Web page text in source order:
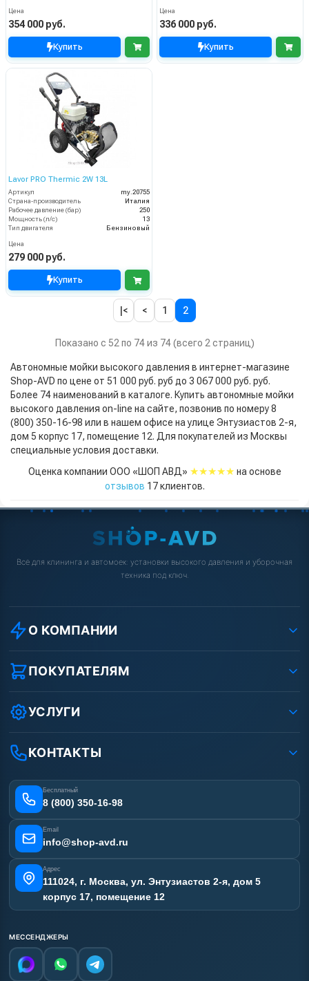
Цена
354 000 руб.
Купить
Цена
336 000 руб.
Купить
Lavor PRO Thermic 2W 13L
Артикул
my.20755
Страна-производитель
Италия
Рабочее давление (бар)
250
Мощность (л/с)
13
Тип двигателя
Бензиновый
Цена
279 000 руб.
Купить
|< < 1 2
Показано с 52 по 74 из 74 (всего 2 страниц)
Автономные мойки высокого давления в интернет-магазине
Shop-AVD по цене от 51 000 руб. руб до 3 067 000 руб. руб.
Более 74 наименований в каталоге. Купить автономные мойки
высокого давления on-line на сайте, позвонив по номеру 8
(800) 350-16-98 или в нашем офисе на улице Энтузиастов 2-я,
дом 5 корпус 17, помещение 12. Для покупателей из Москвы
специальные условия доставки.
Оценка компании ООО «ШОП АВД» ★★★★★ на основе
отзывов 17клиентов.
Всё для клининга и автомоек: установки высокого давления и уборочная
техника под ключ.
О КОМПАНИИ
О компании
Реквизиты ООО «Шоп АВД»
Защита данных клиента
Условия соглашения
Вакансии
Статьи
ПОКУПАТЕЛЯМ
Как заказать?
Оплата
Доставка
Лизинг
Получить скидку
УСЛУГИ
Услуги
Аренда АВД
Ремонт АВД
Сертификаты
Наши работы
Карта сайта
КОНТАКТЫ
Бесплатный
8 (800) 350-16-98
Email
info@shop-avd.ru
Адрес
111024, г. Москва, ул. Энтузиастов 2-я, дом 5
корпус 17, помещение 12
МЕССЕНДЖЕРЫ